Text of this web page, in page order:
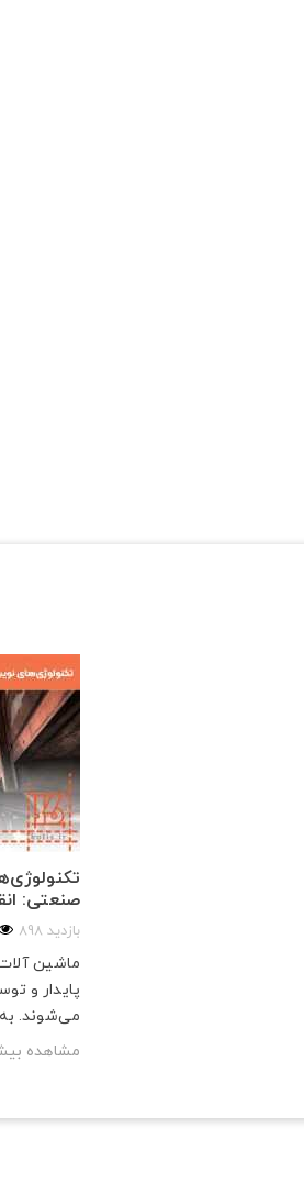
صنعتی:
898 بازدید
ماشین
پایدار و
می‌شوند.
مشاهده